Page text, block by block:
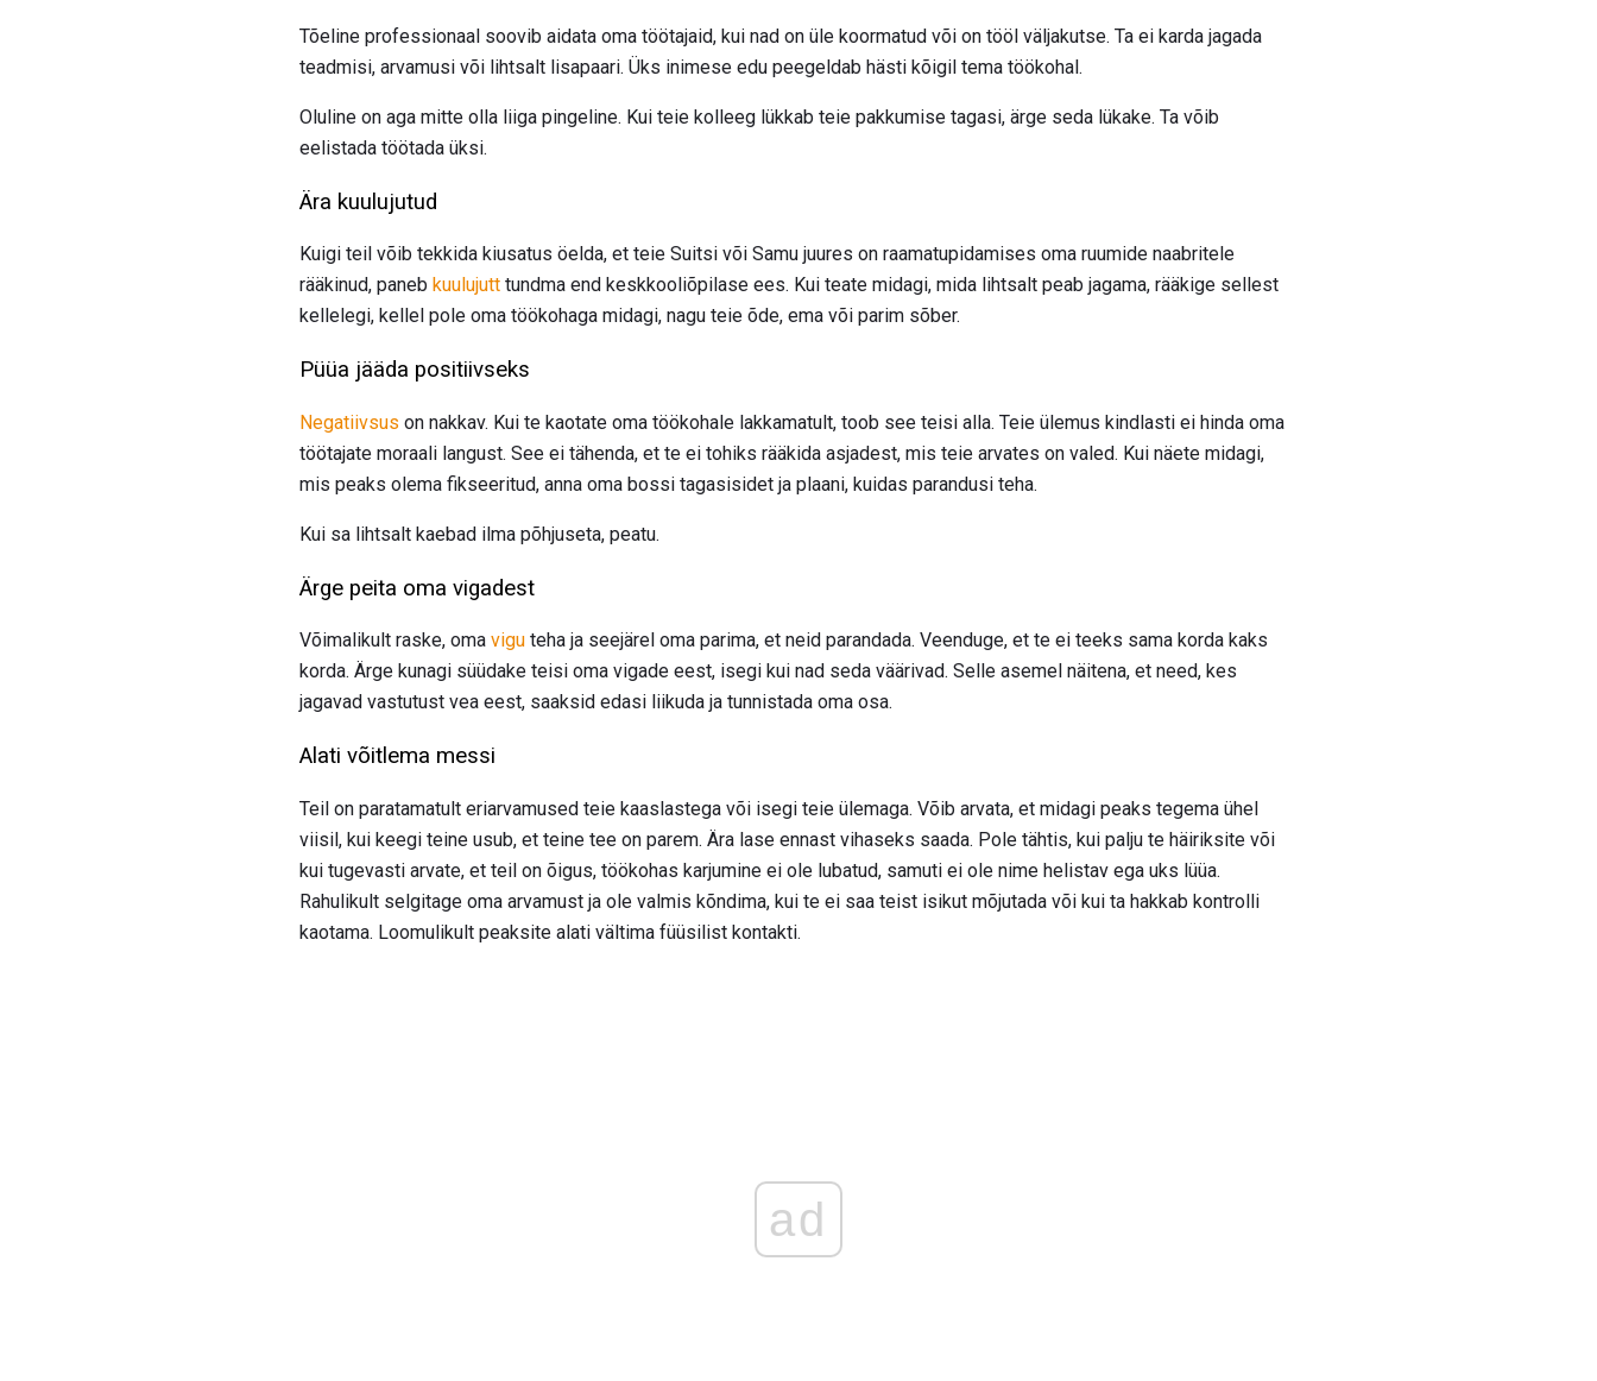
Tõeline professionaal soovib aidata oma töötajaid, kui nad on üle koormatud või on tööl väljakutse. Ta ei karda jagada
teadmisi, arvamusi või lihtsalt lisapaari. Üks inimese edu peegeldab hästi kõigil tema töökohal.
Oluline on aga mitte olla liiga pingeline. Kui teie kolleeg lükkab teie pakkumise tagasi, ärge seda lükake. Ta võib
eelistada töötada üksi.
Ära kuulujutud
Kuigi teil võib tekkida kiusatus öelda, et teie Suitsi või Samu juures on raamatupidamises oma ruumide naabritele
rääkinud, paneb kuulujutt tundma end keskkooliõpilase ees. Kui teate midagi, mida lihtsalt peab jagama, rääkige sellest
kellelegi, kellel pole oma töökohaga midagi, nagu teie õde, ema või parim sõber.
Püüa jääda positiivseks
Negatiivsus on nakkav. Kui te kaotate oma töökohale lakkamatult, toob see teisi alla. Teie ülemus kindlasti ei hinda oma
töötajate moraali langust. See ei tähenda, et te ei tohiks rääkida asjadest, mis teie arvates on valed. Kui näete midagi,
mis peaks olema fikseeritud, anna oma bossi tagasisidet ja plaani, kuidas parandusi teha.
Kui sa lihtsalt kaebad ilma põhjuseta, peatu.
Ärge peita oma vigadest
Võimalikult raske, oma vigu teha ja seejärel oma parima, et neid parandada. Veenduge, et te ei teeks sama korda kaks
korda. Ärge kunagi süüdake teisi oma vigade eest, isegi kui nad seda väärivad. Selle asemel näitena, et need, kes
jagavad vastutust vea eest, saaksid edasi liikuda ja tunnistada oma osa.
Alati võitlema messi
Teil on paratamatult eriarvamused teie kaaslastega või isegi teie ülemaga. Võib arvata, et midagi peaks tegema ühel
viisil, kui keegi teine ​​usub, et teine ​​tee on parem. Ära lase ennast vihaseks saada. Pole tähtis, kui palju te häiriksite või
kui tugevasti arvate, et teil on õigus, töökohas karjumine ei ole lubatud, samuti ei ole nime helistav ega uks lüüa.
Rahulikult selgitage oma arvamust ja ole valmis kõndima, kui te ei saa teist isikut mõjutada või kui ta hakkab kontrolli
kaotama. Loomulikult peaksite alati vältima füüsilist kontakti.
ad